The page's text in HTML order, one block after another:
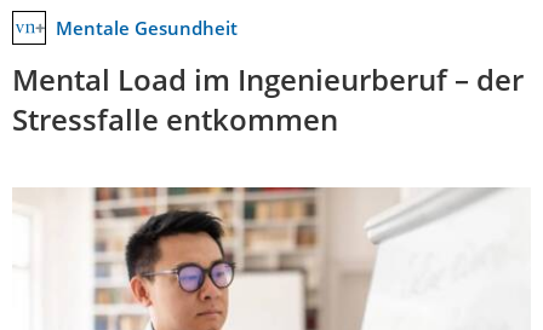
Mentale Gesundheit
Mental Load im Ingenieurberuf – der
Stressfalle entkommen